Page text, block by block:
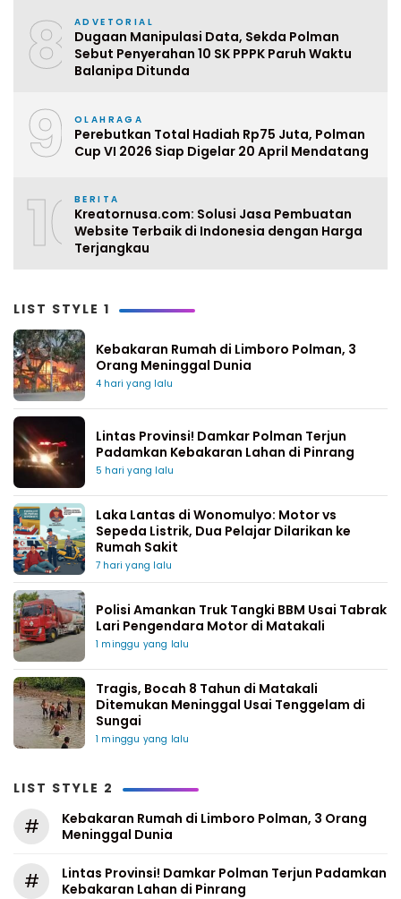
8 ADVETORIAL
Dugaan Manipulasi Data, Sekda Polman
Sebut Penyerahan 10 SK PPPK Paruh Waktu
Balanipa Ditunda
9 OLAHRAGA
Perebutkan Total Hadiah Rp75 Juta, Polman
Cup VI 2026 Siap Digelar 20 April Mendatang
10BERITA
Kreatornusa.com: Solusi Jasa Pembuatan
Website Terbaik di Indonesia dengan Harga
Terjangkau
LIST STYLE 1
Kebakaran Rumah di Limboro Polman, 3
Orang Meninggal Dunia
4 hari yang lalu
Lintas Provinsi! Damkar Polman Terjun
Padamkan Kebakaran Lahan di Pinrang
5 hari yang lalu
Laka Lantas di Wonomulyo: Motor vs
Sepeda Listrik, Dua Pelajar Dilarikan ke
Rumah Sakit
7 hari yang lalu
Polisi Amankan Truk Tangki BBM Usai Tabrak
Lari Pengendara Motor di Matakali
1 minggu yang lalu
Tragis, Bocah 8 Tahun di Matakali
Ditemukan Meninggal Usai Tenggelam di
Sungai
1 minggu yang lalu
LIST STYLE 2
#
Kebakaran Rumah di Limboro Polman, 3 Orang
Meninggal Dunia
#
Lintas Provinsi! Damkar Polman Terjun Padamkan
Kebakaran Lahan di Pinrang